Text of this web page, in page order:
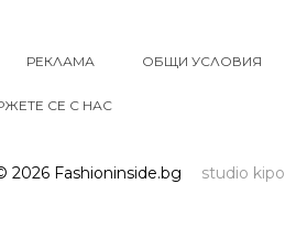
РЕКЛАМА ОБЩИ УСЛОВИЯ
СЕ С НАС
studio kipo
2026 Fashioninside.bg